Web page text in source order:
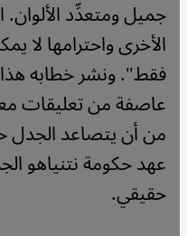
جميل ومتعدِّد
الأخرى واحترامها لا
فقط". ونشر خطابه
عاصفة من تعليقات
من أن يتصاعد الجدل
عهد حكومة نتنياهو
حقيقي.